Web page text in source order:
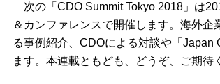
次の「CDO Summit Tokyo 2018」は
＆カンファレンスで開催します。海外
る事例紹介、CDOによる対談や「Japan
ます。本連載ともども、どうぞ、ご期待